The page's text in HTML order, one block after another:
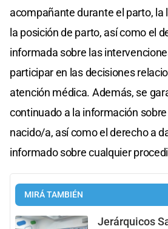
acompañante durante el parto, la
la posición de parto, así como el
informada sobre las
participar en las decisiones
atención médica. Además, se
continuado a la información
nacido/a, así como el derecho a
informado sobre cualquier
MIRÁ TAMBIÉN
Jerárquicos